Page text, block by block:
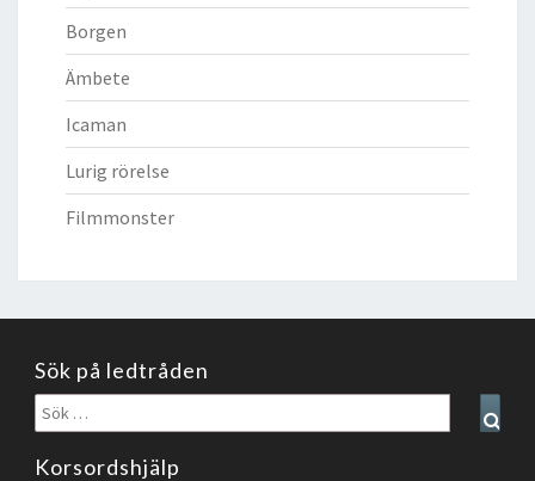
Borgen
Ämbete
Icaman
Lurig rörelse
Filmmonster
Sök på ledtråden
Sök
efter:
Korsordshjälp